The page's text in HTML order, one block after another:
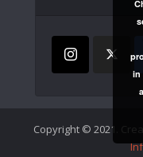
Copyright © 2021.
in